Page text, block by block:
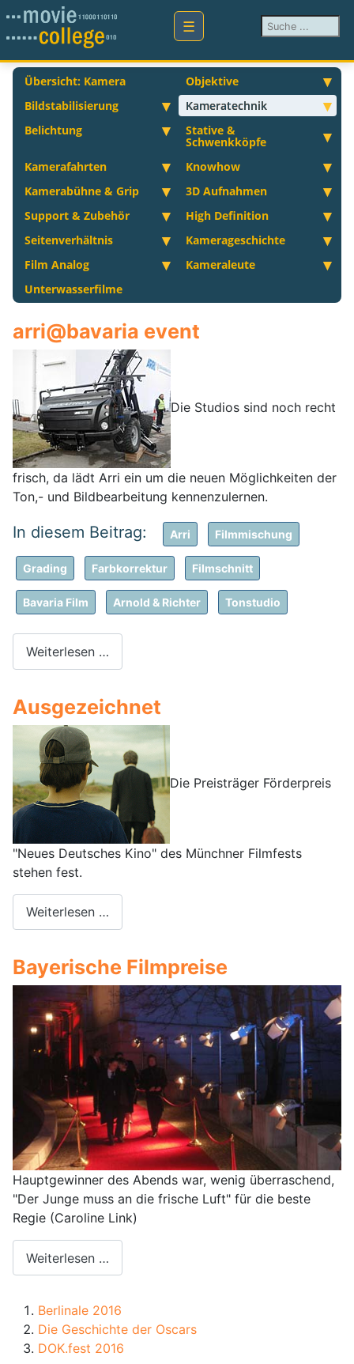
Suchen ...
Übersicht: Kamera
Objektive
Bildstabilisierung
Kameratechnik
Belichtung
Stative &
Schwenkköpfe
Kamerafahrten
Knowhow
Kamerabühne & Grip
3D Aufnahmen
Support & Zubehör
High Definition
Seitenverhältnis
Kamerageschichte
Film Analog
Kameraleute
Unterwasserfilme
arri@bavaria event
Die Studios sind noch recht
frisch, da lädt Arri ein um die neuen Möglichkeiten der
Ton,- und Bildbearbeitung kennenzulernen.
Arri Filmmischung
Grading Farbkorrektur Filmschnitt
Bavaria Film Arnold & Richter Tonstudio
Weiterlesen …
Ausgezeichnet
Die Preisträger Förderpreis
"Neues Deutsches Kino" des Münchner Filmfests
stehen fest.
Weiterlesen …
Bayerische Filmpreise
Hauptgewinner des Abends war, wenig überraschend,
"Der Junge muss an die frische Luft" für die beste
Regie (Caroline Link)
Weiterlesen …
Berlinale 2016
Die Geschichte der Oscars
DOK.fest 2016